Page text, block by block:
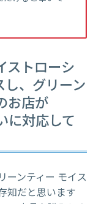
ストローシ
し、グリーン
お店が
に対応して
ーンティー モイス
知だと思います